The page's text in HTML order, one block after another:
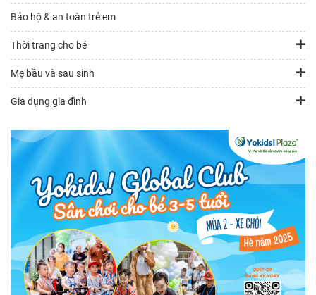
Bảo hộ & an toàn trẻ em
Thời trang cho bé
Mẹ bầu và sau sinh
Gia dụng gia đình